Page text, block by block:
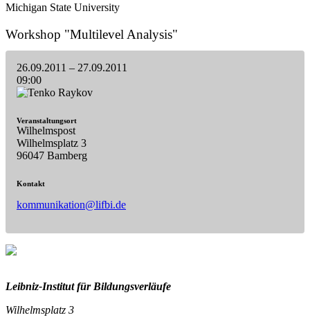
Michigan State University
Workshop "Multilevel Analysis"
26.09.2011 – 27.09.2011
09:00
Veranstaltungsort
Wilhelmspost
Wilhelmsplatz 3
96047 Bamberg
Kontakt
kommunikation@lifbi.de
Leibniz-Institut für Bildungsverläufe
Wilhelmsplatz 3